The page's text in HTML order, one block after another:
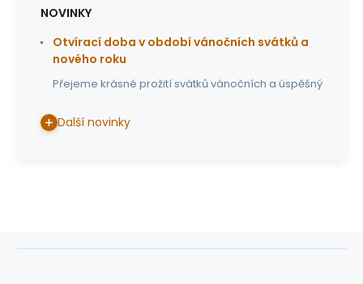
NOVINKY
Otvírací doba v období vánočních svátků a
nového roku
Přejeme krásné prožití svátků vánočních a úspěšný
Další novinky